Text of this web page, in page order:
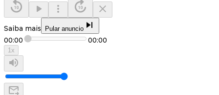
Saiba mais Pular anuncio
00:00 00:00
1x